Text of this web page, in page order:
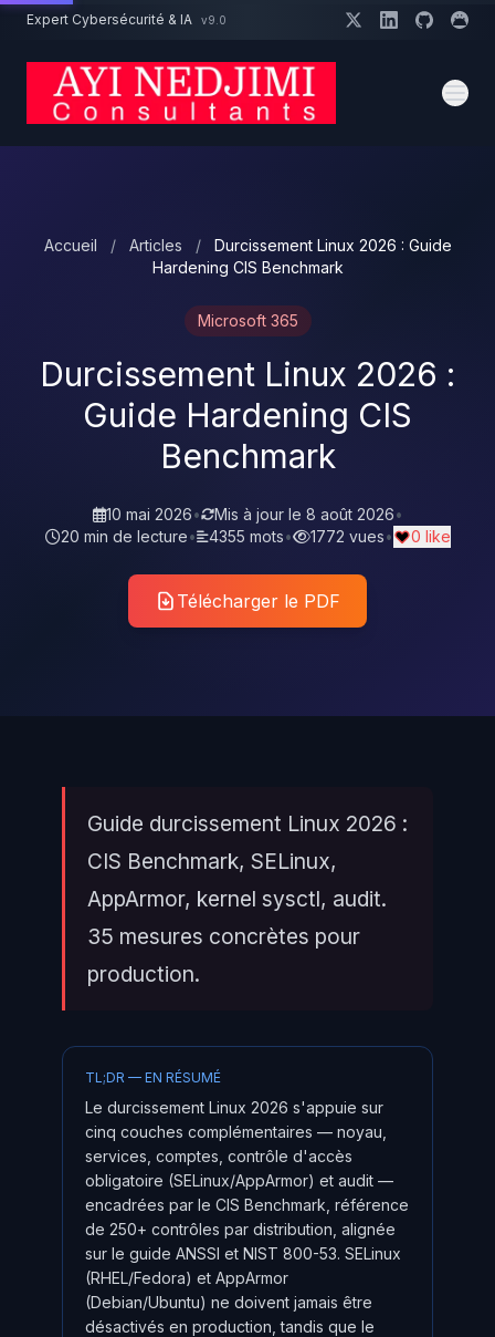
Aller au contenu principal
Expert Cybersécurité & IA v9.0
Accueil / Articles /
Durcissement Linux 2026 : Guide
Hardening CIS Benchmark
Microsoft 365
Durcissement Linux 2026 :
Guide Hardening CIS
Benchmark
10 mai 2026• Mis à jour le 8 août 2026•
20 min de lecture• 4355 mots• 1772 vues• 0 like
Télécharger le PDF
Guide durcissement Linux 2026 :
CIS Benchmark, SELinux,
AppArmor, kernel sysctl, audit.
35 mesures concrètes pour
production.
TL;DR — EN RÉSUMÉ
Le durcissement Linux 2026 s'appuie sur
cinq couches complémentaires — noyau,
services, comptes, contrôle d'accès
obligatoire (SELinux/AppArmor) et audit —
encadrées par le CIS Benchmark, référence
de 250+ contrôles par distribution, alignée
sur le guide ANSSI et NIST 800-53. SELinux
(RHEL/Fedora) et AppArmor
(Debian/Ubuntu) ne doivent jamais être
désactivés en production, tandis que le
Un projet cybersécurité ?